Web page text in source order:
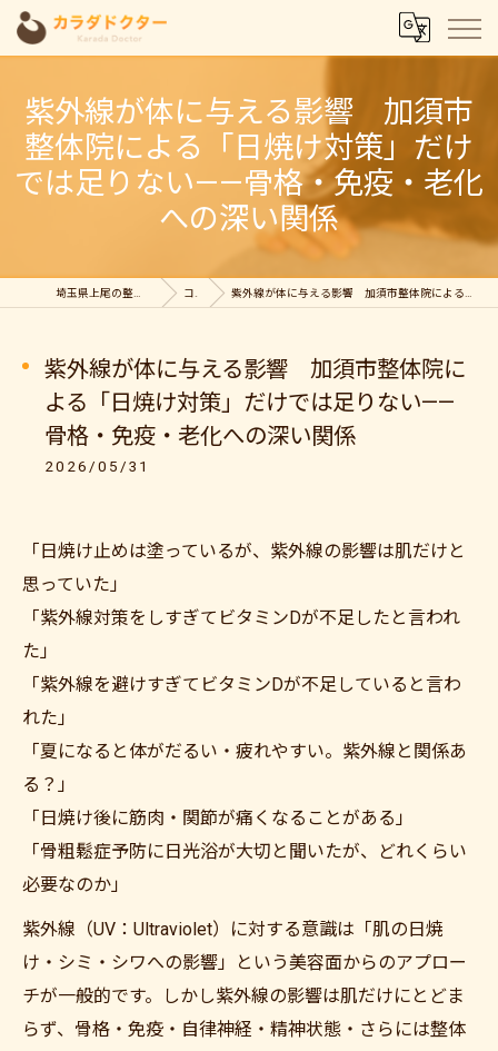
紫外線が体に与える影響 加須市
整体院による「日焼け対策」だけ
では足りない——骨格・免疫・老化
への深い関係
コラム 紫外線が体に与える影響 加須市整体院による「日焼け対策」だけでは足りない——骨格・免疫・老化への深い関係
紫外線が体に与える影響 加須市整体院に
よる「日焼け対策」だけでは足りない——
骨格・免疫・老化への深い関係
2026/05/31
「日焼け止めは塗っているが、紫外線の影響は肌だけと
思っていた」
「紫外線対策をしすぎてビタミンDが不足したと言われ
た」
「紫外線を避けすぎてビタミンDが不足していると言わ
れた」
「夏になると体がだるい・疲れやすい。紫外線と関係あ
る？」
「日焼け後に筋肉・関節が痛くなることがある」
「骨粗鬆症予防に日光浴が大切と聞いたが、どれくらい
必要なのか」
紫外線（UV：Ultraviolet）に対する意識は「肌の日焼
け・シミ・シワへの影響」という美容面からのアプロー
チが一般的です。しかし紫外線の影響は肌だけにとどま
らず、骨格・免疫・自律神経・精神状態・さらには整体